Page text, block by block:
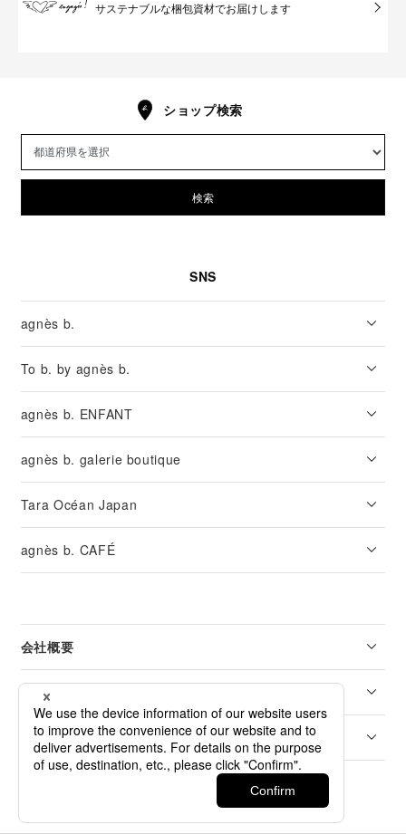
サステナブルな梱包資材でお届けします
ショップ検索
検索
SNS
agnès b.
To b. by agnès b.
agnès b. ENFANT
agnès b. galerie boutique
Tara Océan Japan
agnès b. CAFÉ
会社概要
リーガル
カスタマーサービス